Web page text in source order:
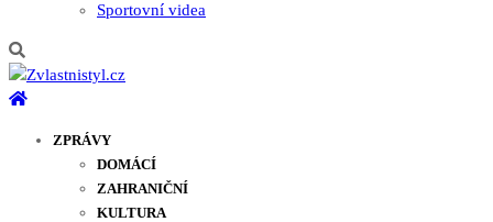
Sportovní videa
ZPRÁVY
DOMÁCÍ
ZAHRANIČNÍ
KULTURA